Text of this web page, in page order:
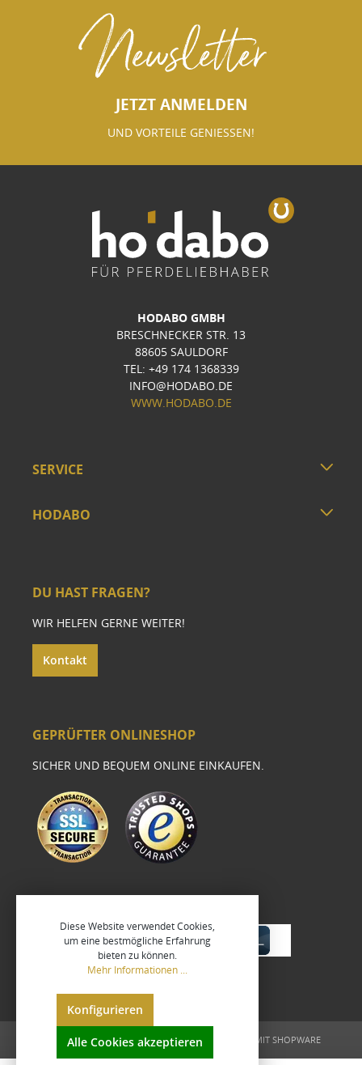
Newsletter
JETZT ANMELDEN
UND VORTEILE GENIESSEN!
HODABO GMBH
BRESCHNECKER STR. 13
88605 SAULDORF
TEL: +49 174 1368339
INFO@HODABO.DE
WWW.HODABO.DE
SERVICE
HODABO
DU HAST FRAGEN?
WIR HELFEN GERNE WEITER!
Kontakt
GEPRÜFTER ONLINESHOP
SICHER UND BEQUEM ONLINE EINKAUFEN.
UMGESETZT VONXEROGRAFIX GMBH REALISIERT MIT SHOPWARE
Diese Website verwendet Cookies,
um eine bestmögliche Erfahrung
bieten zu können.
Mehr Informationen ...
Konfigurieren
Alle Cookies akzeptieren